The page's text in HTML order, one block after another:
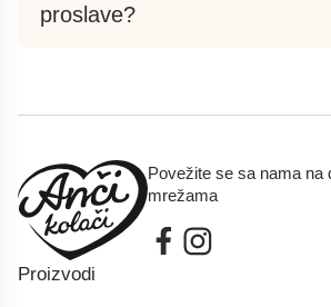
proslave?
Povežite se sa nama na
mrežama
Proizvodi